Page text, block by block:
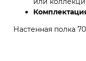
Настенная полка